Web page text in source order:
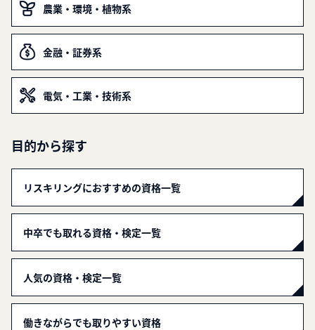
農業・環境・植物系
金融・証券系
電気・工業・技術系
目的から探す
リスキリングにおすすめの資格一覧
中卒でも取れる資格・検定一覧
人気の資格・検定一覧
働きながらでも取りやすい資格